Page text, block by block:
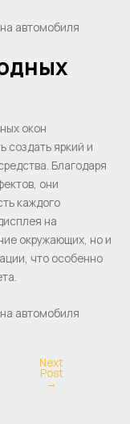
автомобиля
окон
создать яркий и
Благодаря
они
каждого
на
окружающих, но и
что особенно
автомобиля
Next
Post
→